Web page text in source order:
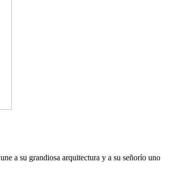
une a su grandiosa arquitectura y a su señorío uno